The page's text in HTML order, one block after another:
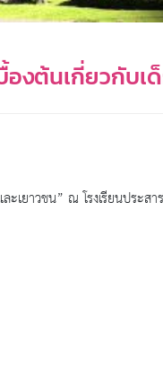
งต้นเกี่ยวกับเ
ะเยาวชน” ณ โรงเรียนประ